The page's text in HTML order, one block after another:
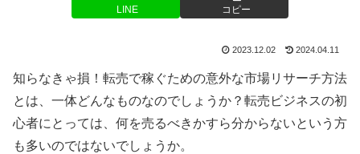
LINE コピー
2023.12.02 2024.04.11
知らなきゃ損！転売で稼ぐための意外な市場リサーチ方法
とは、一体どんなものなのでしょうか？転売ビジネスの初
心者にとっては、何を売るべきかすら分からないという方
も多いのではないでしょうか。